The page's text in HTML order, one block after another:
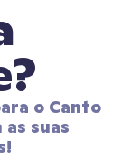
o Canto
suas